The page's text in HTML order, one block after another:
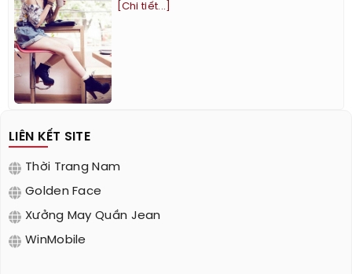
[Chi tiết...]
LIÊN KẾT SITE
Thời Trang Nam
Golden Face
Xưởng May Quần Jean
WinMobile